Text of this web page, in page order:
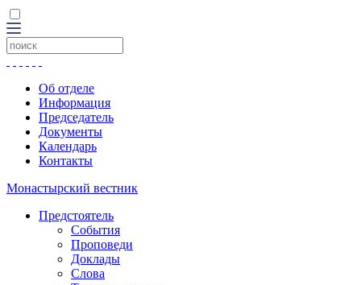
Об отделе
Информация
Председатель
Документы
Календарь
Контакты
Монастырский вестник
Предстоятель
События
Проповеди
Доклады
Слова